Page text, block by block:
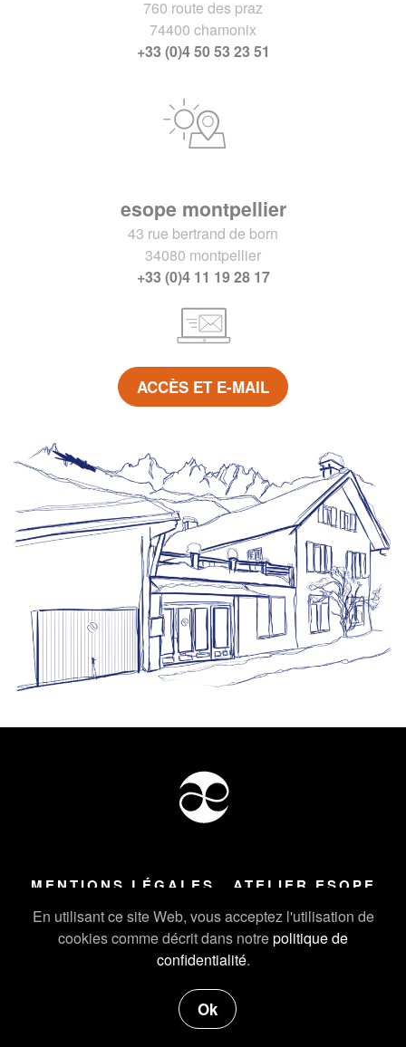
En utilisant ce site Web, vous acceptez l'utilisation de
cookies comme décrit dans notrepolitique de
confidentialité.
Ok
760 route des praz
74400 chamonix
+33 (0)4 50 53 23 51
esope montpellier
43 rue bertrand de born
34080 montpellier
+33 (0)4 11 19 28 17
ACCÈS ET E-MAIL
MENTIONS LÉGALES ATELIER ESOPE